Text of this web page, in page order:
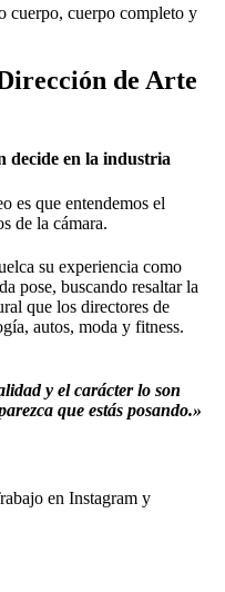
de Arte
decide en la industria
es que entendemos el
de la cámara.
su experiencia como
pose, buscando resaltar la
que los directores de
autos, moda y fitness.
y el carácter lo son
que estás posando.»
en Instagram y